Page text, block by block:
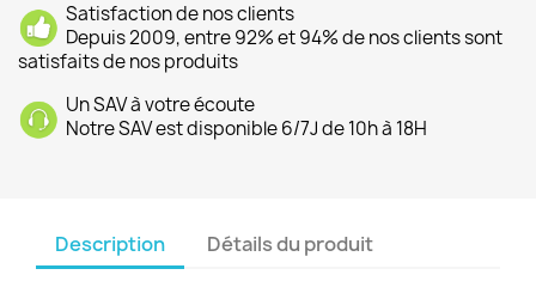
Satisfaction de nos clients
Depuis 2009, entre 92% et 94% de nos clients sont
satisfaits de nos produits
Un SAV à votre écoute
Notre SAV est disponible 6/7J de 10h à 18H
Description Détails du produit